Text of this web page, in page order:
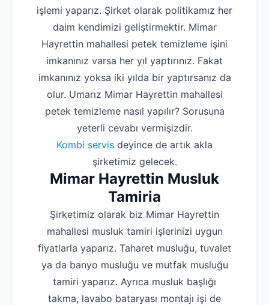
işlemi yaparız. Şirket olarak politikamız her
daim kendimizi geliştirmektir. Mimar
Hayrettin mahallesi petek temizleme işini
imkanınız varsa her yıl yaptırınız. Fakat
imkanınız yoksa iki yılda bir yaptırsanız da
olur. Umarız Mimar Hayrettin mahallesi
petek temizleme nasıl yapılır? Sorusuna
yeterli cevabı vermişizdir.
Kombi servis deyince de artık akla
şirketimiz gelecek.
Mimar Hayrettin Musluk
Tamiria
Şirketimiz olarak biz Mimar Hayrettin
mahallesi musluk tamiri işlerinizi uygun
fiyatlarla yaparız. Taharet musluğu, tuvalet
ya da banyo musluğu ve mutfak musluğu
tamiri yaparız. Ayrıca musluk başlığı
takma, lavabo bataryası montajı işi de